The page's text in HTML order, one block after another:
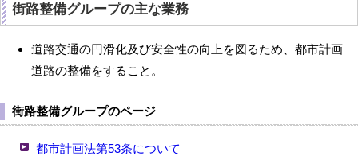
街路整備グループの主な業務
道路交通の円滑化及び安全性の向上を図るため、都市計画
道路の整備をすること。
街路整備グループのページ
都市計画法第53条について